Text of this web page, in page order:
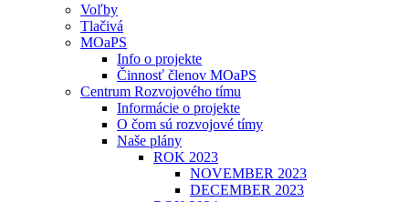
Voľby
Tlačivá
MOaPS
Info o projekte
Činnosť členov MOaPS
Centrum Rozvojového tímu
Informácie o projekte
O čom sú rozvojové tímy
Naše plány
ROK 2023
NOVEMBER 2023
DECEMBER 2023